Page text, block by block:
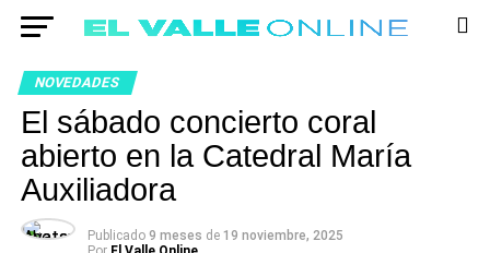
NOVEDADES
El sábado concierto coral
abierto en la Catedral María
Auxiliadora
Publicado 9 meses de 19 noviembre, 2025